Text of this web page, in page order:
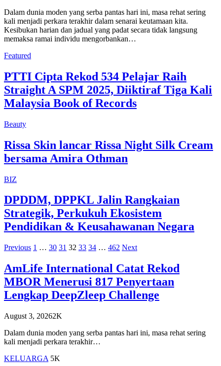
Dalam dunia moden yang serba pantas hari ini, masa rehat sering
kali menjadi perkara terakhir dalam senarai keutamaan kita.
Kesibukan harian dan jadual yang padat secara tidak langsung
memaksa ramai individu mengorbankan…
Featured
PTTI Cipta Rekod 534 Pelajar Raih
Straight A SPM 2025, Diiktiraf Tiga Kali
Malaysia Book of Records
Beauty
Rissa Skin lancar Rissa Night Silk Cream
bersama Amira Othman
BIZ
DPDDM, DPPKL Jalin Rangkaian
Strategik, Perkukuh Ekosistem
Pendidikan & Keusahawanan Negara
Previous 1 … 30 31 32 33 34 … 462 Next
AmLife International Catat Rekod
MBOR Menerusi 817 Penyertaan
Lengkap DeepZleep Challenge
August 3, 20262K
Dalam dunia moden yang serba pantas hari ini, masa rehat sering
kali menjadi perkara terakhir…
KELUARGA 5K